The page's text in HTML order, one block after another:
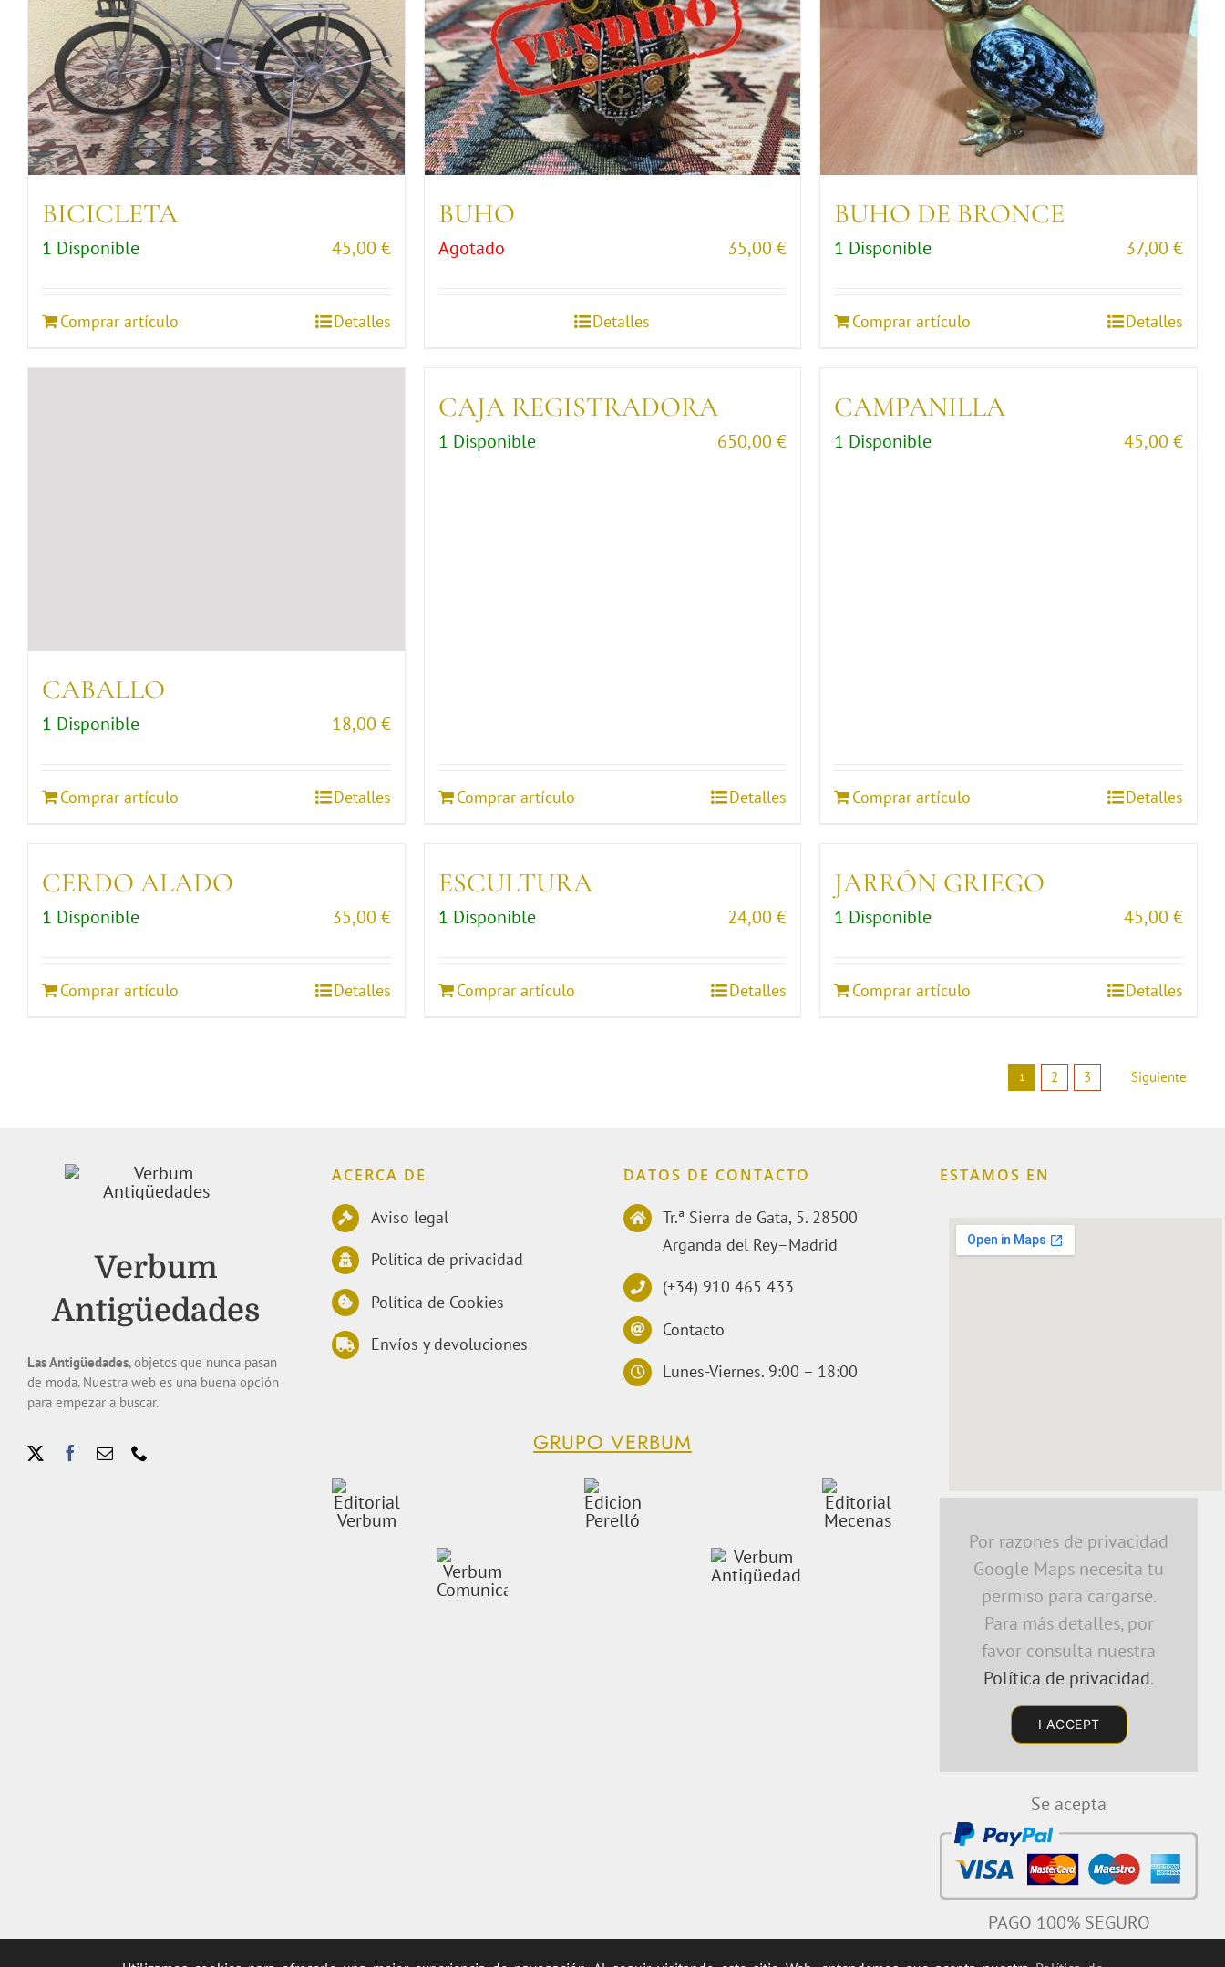
BICICLETA
1 Disponible 45,00 €
Comprar artículo Detalles
BUHO
Agotado 35,00€
Detalles
BUHO DE BRONCE
1 Disponible 37,00 €
Comprar artículo Detalles
CABALLO
1 Disponible 18,00 €
Comprar artículo Detalles
CAJA REGISTRADORA
1 Disponible 650,00€
Comprar artículo Detalles
CAMPANILLA
1 Disponible 45,00 €
Comprar artículo Detalles
CERDO ALADO
1 Disponible 35,00 €
Comprar artículo Detalles
ESCULTURA
1 Disponible 24,00€
Comprar artículo Detalles
JARRÓN GRIEGO
1 Disponible 45,00 €
Comprar artículo Detalles
1 2 3 Siguiente
Verbum
Antigüedades
Las Antigüedades, objetos que nunca pasan
de moda. Nuestra web es una buena opción
para empezar a buscar.
ACERCA DE
Aviso legal
Política de privacidad
Política de Cookies
Envíos y devoluciones
DATOS DE CONTACTO
Tr.ª Sierra de Gata, 5. 28500
Arganda del Rey–Madrid
(+34) 910 465 433
Contacto
Lunes-Viernes. 9:00 – 18:00
GRUPO VERBUM
ESTAMOS EN
embedding a google map
Por razones de privacidad
Google Maps necesita tu
permiso para cargarse.
Para más detalles, por
favor consulta nuestra
Política de privacidad.
I ACCEPT
Se acepta
PAGO 100% SEGURO